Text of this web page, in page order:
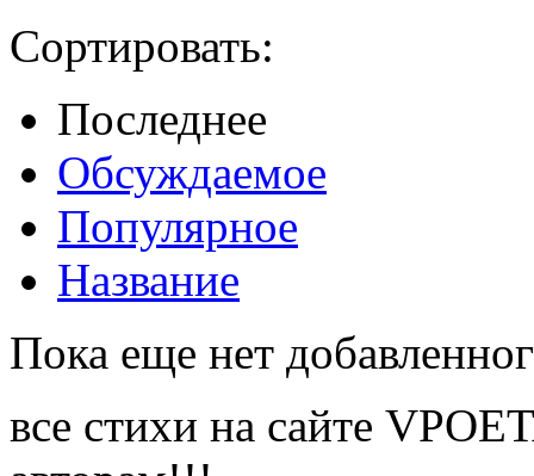
Сортировать:
Последнее
Обсуждаемое
Популярное
Название
Пока еще нет
все стихи на сайте